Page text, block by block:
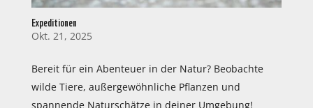
Expeditionen
Okt. 21, 2025
Bereit für ein Abenteuer in der Natur? Beobachte
wilde Tiere, außergewöhnliche Pflanzen und
spannende Naturschätze in deiner Umgebung!